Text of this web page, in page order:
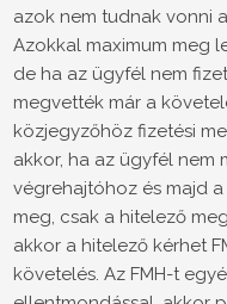
azok nem tudnak vonni
Azokkal maximum meg
de ha az ügyfél nem
megvették már a
közjegyzőhöz fizetési
akkor, ha az ügyfél nem
végrehajtóhoz és majd
meg, csak a hitelező
akkor a hitelező kérhet
követelés. Az FMH-t